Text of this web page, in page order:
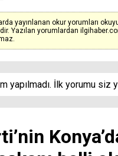
yayınlanan okur yorumları
Yazılan yorumlardan
yapılmadı. İlk yorumu siz